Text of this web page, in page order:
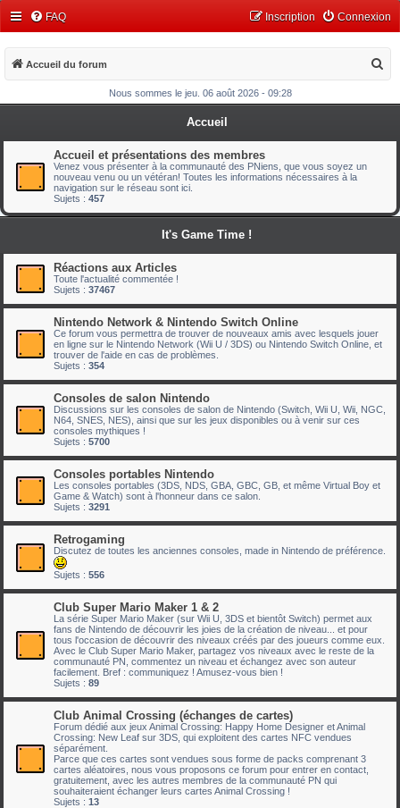
FAQ Connexion
Inscription
Accueil du forum
c
h
r
Nous sommes le jeu. 06 août 2026 - 09:28
Accueil
Accueil et présentations des membres
Venez vous présenter à la communauté des PNiens, que vous soyez un
nouveau venu ou un vétéran! Toutes les informations nécessaires à la
navigation sur le réseau sont ici.
Sujets : 457
It's Game Time !
Réactions aux Articles
Toute l'actualité commentée !
Sujets : 37467
Nintendo Network & Nintendo Switch Online
Ce forum vous permettra de trouver de nouveaux amis avec lesquels jouer
en ligne sur le Nintendo Network (Wii U / 3DS) ou Nintendo Switch Online, et
trouver de l'aide en cas de problèmes.
Sujets : 354
Consoles de salon Nintendo
Discussions sur les consoles de salon de Nintendo (Switch, Wii U, Wii, NGC,
N64, SNES, NES), ainsi que sur les jeux disponibles ou à venir sur ces
consoles mythiques !
Sujets : 5700
Consoles portables Nintendo
Les consoles portables (3DS, NDS, GBA, GBC, GB, et même Virtual Boy et
Game & Watch) sont à l'honneur dans ce salon.
Sujets : 3291
Retrogaming
Discutez de toutes les anciennes consoles, made in Nintendo de préférence.
Sujets : 556
Club Super Mario Maker 1 & 2
La série Super Mario Maker (sur Wii U, 3DS et bientôt Switch) permet aux
fans de Nintendo de découvrir les joies de la création de niveau... et pour
tous l'occasion de découvrir des niveaux créés par des joueurs comme eux.
Avec le Club Super Mario Maker, partagez vos niveaux avec le reste de la
communauté PN, commentez un niveau et échangez avec son auteur
facilement. Bref : communiquez ! Amusez-vous bien !
Sujets : 89
Club Animal Crossing (échanges de cartes)
Forum dédié aux jeux Animal Crossing: Happy Home Designer et Animal
Crossing: New Leaf sur 3DS, qui exploitent des cartes NFC vendues
séparément.
Parce que ces cartes sont vendues sous forme de packs comprenant 3
cartes aléatoires, nous vous proposons ce forum pour entrer en contact,
gratuitement, avec les autres membres de la communauté PN qui
souhaiteraient échanger leurs cartes Animal Crossing !
Sujets : 13